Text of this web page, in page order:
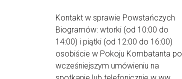
Kontakt w sprawie Powstańczych
Biogramów: wtorki (od 10:00 do
14:00) i piątki (od 12:00 do 16:00)
osobiście w Pokoju Kombatanta po
wcześniejszym umówieniu na